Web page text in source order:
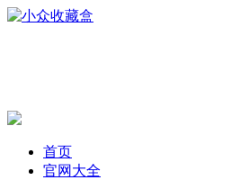
首页
官网大全